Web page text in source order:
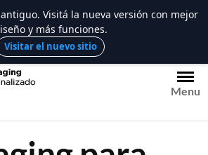
Menu
Visitá la nueva versión con mejor
y más funciones.
Visitar el nuevo sitio